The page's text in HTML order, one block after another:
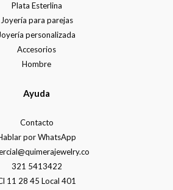
Plata Esterlina
Joyería para parejas
personalizada
Accesorios
Hombre
Ayuda
Contacto
por WhatsApp
321 5413422
11 28 45 Local 401